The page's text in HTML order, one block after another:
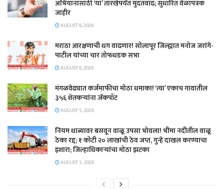
अभियानासाठी ‘या’ तारखेपर्यंत मुदतवाढ; सुधारित वेळापत्रक
जाहीर
AUGUST 6, 2026
मराठा आरक्षणाची धग वाढणार! सोलापूर जिल्ह्यात मनोज जरांगे-
पाटील यांच्या चार तोफधडक सभा
AUGUST 6, 2026
मंगळवेढ्यात कर्जमाफीचा मोठा धमाका! ‘त्या’ एकाच गावातील
३५६ शेतकऱ्यांना जॅकपॉट
AUGUST 5, 2026
नियम धाब्यावर बसवून वाळू उपसा भोवला! भीमा नदीतील वाळू
ठेका रद्द; १ कोटी २० लाखांची ठेव जप्त, गुन्हे दाखल करण्याचा
इशारा; जिल्हाधिकाऱ्यांचा मोठा झटका
AUGUST 5, 2026